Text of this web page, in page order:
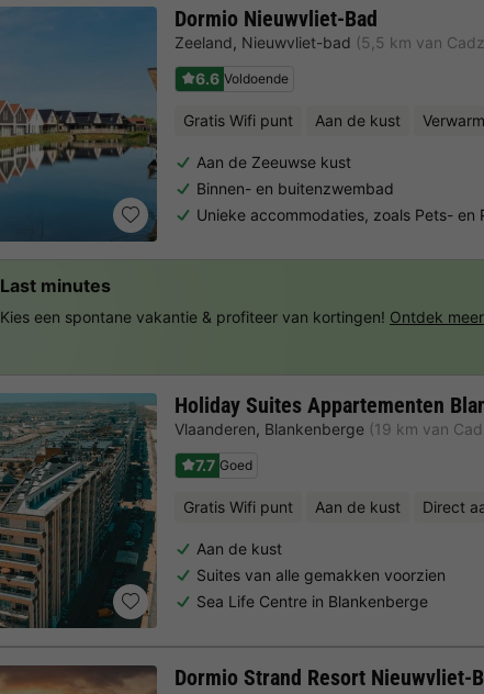
Dormio Nieuwvliet-Bad
Zeeland, Nieuwvliet-bad (5,5 km van
6.6 Voldoende
Gratis Wifi punt Aan de kust
Aan de Zeeuwse kust
Binnen- en buitenzwembad
Unieke accommodaties, zoals Pets- en
Holiday Suites Appartementen
Vlaanderen, Blankenberge (19 km van
7.7 Goed
Gratis Wifi punt Aan de kust Direct
Aan de kust
Suites van alle gemakken voorzien
Sea Life Centre in Blankenberge
Dormio Strand Resort Nieuwvliet-
Last minutes
Kies een spontane vakantie & profiteer van kortingen! Ontdek meer